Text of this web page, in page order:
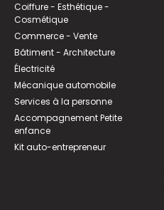
Coiffure - Esthétique -
Cosmétique
Commerce - Vente
Bâtiment - Architecture
Électricité
Mécanique automobile
Services à la personne
Accompagnement Petite
enfance
Kit auto-entrepreneur